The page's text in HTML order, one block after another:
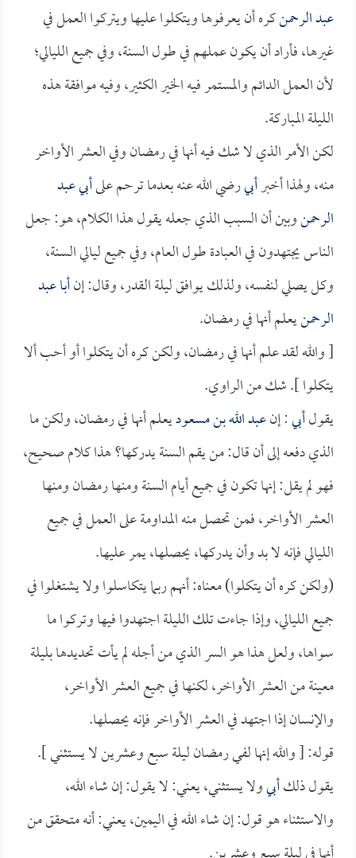
عبد الرحمنكره أن يعرفوها ويتكلوا عليها ويتركوا العمل في
غيرها، فأراد أن يكون عملهم في طول السنة، وفي جميع الليالي؛
لأن العمل الدائم والمستمر فيه الخير الكثير، وفيه موافقة هذه
الليلة المباركة.
لكن الأمر الذي لا شك فيه أنها في رمضان وفي العشر الأواخر
منه، ولهذا أخبرأبيرضي الله عنه بعدما ترحم علىأبي عبد
الرحمنوبين أن السبب الذي جعله يقول هذا الكلام، هو: جعل
الناس يجتهدون في العبادة طول العام، وفي جميع ليالي السنة،
وكل يصلي لنفسه، ولذلك يوافق ليلة القدر، وقال: إنأبا عبد
الرحمنيعلم أنها في رمضان.
[ والله لقد علم أنها في رمضان، ولكن كره أن يتكلوا أو أحب ألا
يتكلوا ]. شك من الراوي.
يقولأبي: إنعبد الله بن مسعوديعلم أنها في رمضان، ولكن ما
الذي دفعه إلى أن قال: من يقم السنة يدركها؟ هذا كلام صحيح،
فهو لم يقل: إنها تكون في جميع أيام السنة ومنها رمضان ومنها
العشر الأواخر، فمن تحصل منه المداومة على العمل في جميع
الليالي فإنه لا بد وأن يدركها، يحصلها، يمر عليها.
(ولكن كره أن يتكلوا) معناه: أنهم ربما يتكاسلوا ولا يشتغلوا في
جميع الليالي، وإذا جاءت تلك الليلة اجتهدوا فيها وتركوا ما
سواها، ولعل هذا هو السر الذي من أجله لم يأت تحديدها بليلة
معينة من العشر الأواخر، لكنها في جميع العشر الأواخر،
والإنسان إذا اجتهد في العشر الأواخر فإنه يحصلها.
قوله: [ والله إنها لفي رمضان ليلة سبع وعشرين لا يستثني ].
يقول ذلكأبيولا يستثني، يعني: لا يقول: إن شاء الله،
والاستثناء هو قول: إن شاء الله في اليمين، يعني: أنه متحقق من